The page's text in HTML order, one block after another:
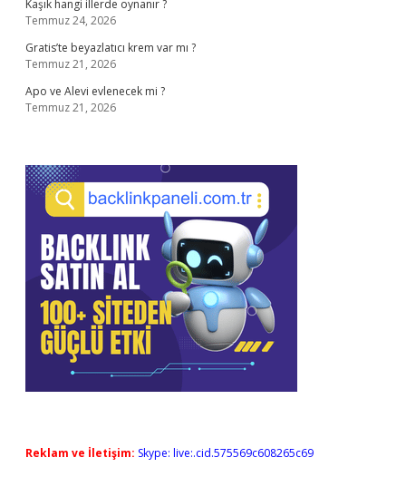
Kaşık hangi illerde oynanır ?
Temmuz 24, 2026
Gratis’te beyazlatıcı krem var mı ?
Temmuz 21, 2026
Apo ve Alevi evlenecek mi ?
Temmuz 21, 2026
Reklam ve İletişim: Skype: live:.cid.575569c608265c69